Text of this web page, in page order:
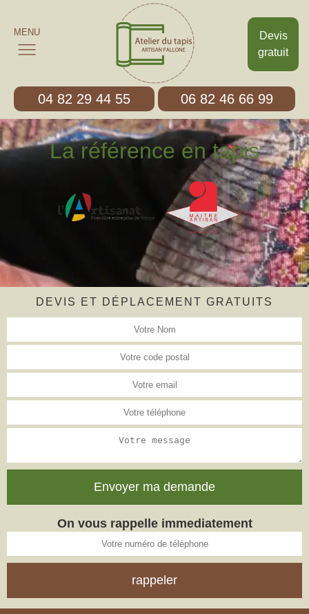
Devis
gratuit
MENU
04 82 29 44 55 06 82 46 66 99
La référence en tapis
DEVIS ET DÉPLACEMENT GRATUITS
On vous rappelle immediatement